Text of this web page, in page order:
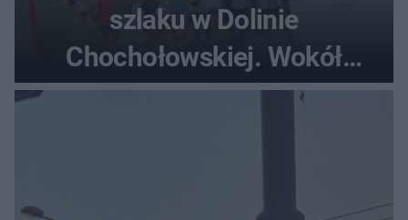
szlaku w Dolinie
Chochołowskiej. Wokół